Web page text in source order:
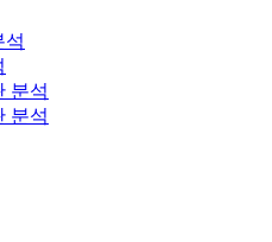
석
분석
분석